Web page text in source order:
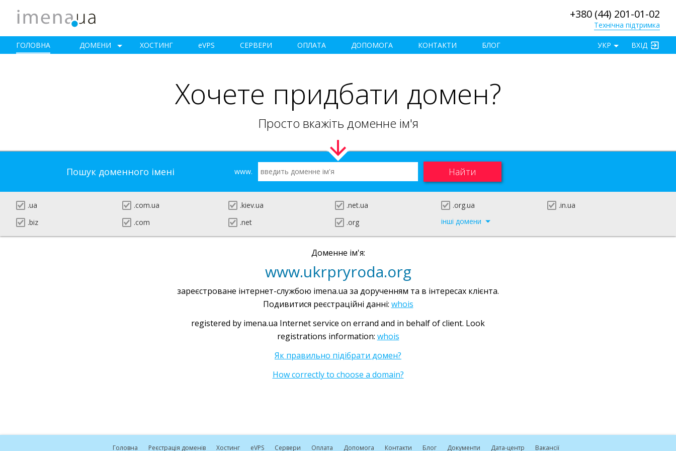
+380 (44) 201-01-02
Технічна підтримка
ГОЛОВНА ДОМЕНИ ХОСТИНГ eVPS СЕРВЕРИ ОПЛАТА ДОПОМОГА КОНТАКТИ БЛОГ ВХІД
УКР
Хочете придбати домен?
Просто вкажіть доменне ім'я
Пошук доменного імені www.
.ua .com.ua .kiev.ua .net.ua .org.ua
.in.ua
.biz
.com .net .org інші домени
Доменне ім'я:
www.ukrpryroda.org
зареєстроване інтернет-службою imena.ua за дорученням та в інтересах клієнта.
Подивитися реєстраційні данні: whois
registered by imena.ua Internet service on errand and in behalf of client. Look
registrations information: whois
Як правильно підібрати домен?
How correctly to choose a domain?
Головна Реєстрація доменів Хостинг eVPS Сервери Оплата Допомога Контакти Блог Документи Дата-центр Вакансії